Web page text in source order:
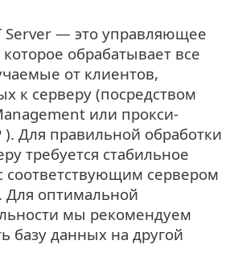
Server — это управляющее
обрабатывает все
от клиентов,
к серверу (посредством
или прокси-
). Для правильной обработки
требуется стабильное
соответствующим сервером
Для оптимальной
мы рекомендуем
базу данных на другой